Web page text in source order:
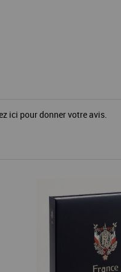
ici pour donner votre avis.